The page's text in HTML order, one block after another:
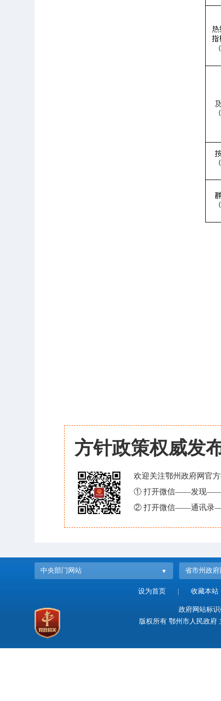
方针政策权威发
欢迎关注鄂州政府网官
① 打开微信——发现——
② 打开微信——通讯录
中央部门网站 省市州政府
设为首页 收藏本站
政府网站标
版权所有 鄂州市人民政府